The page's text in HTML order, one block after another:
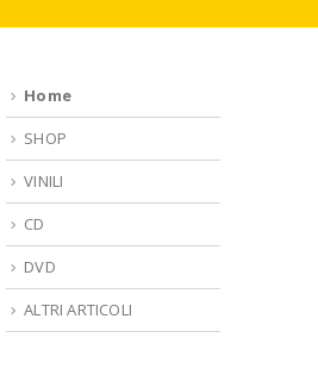
Home
SHOP
VINILI
CD
DVD
ALTRI ARTICOLI